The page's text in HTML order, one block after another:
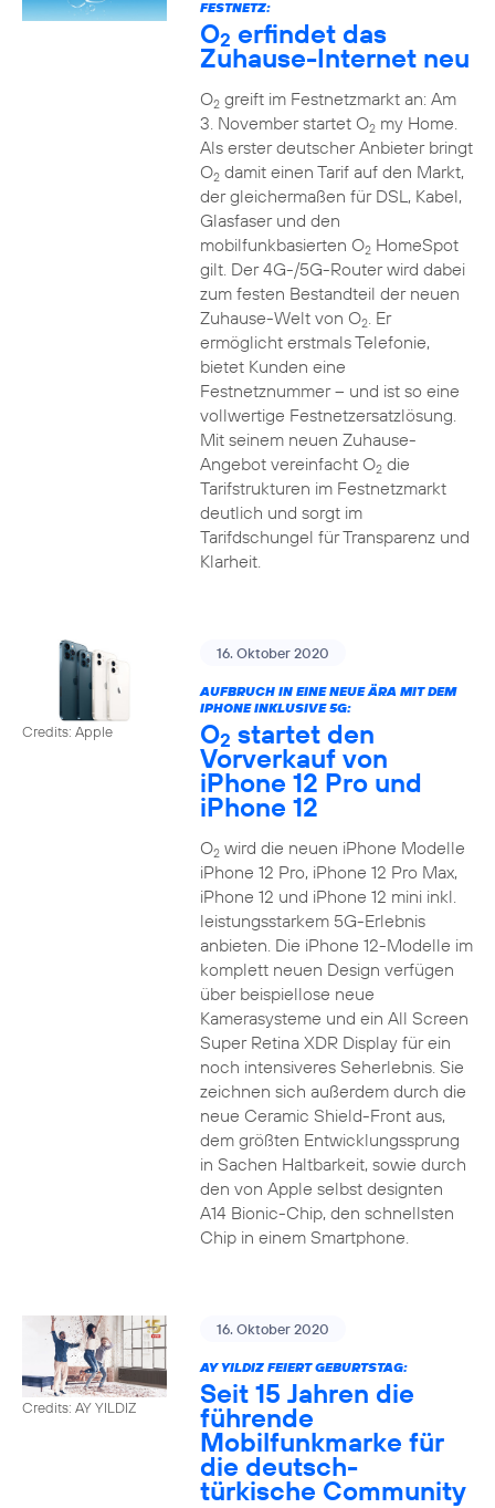
FESTNETZ:
O2 erfindet das
Zuhause-Internet neu
O2greift im Festnetzmarkt an: Am
3. November startet O2my Home.
Als erster deutscher Anbieter bringt
O2damit einen Tarif auf den Markt,
der gleichermaßen für DSL, Kabel,
Glasfaser und den
mobilfunkbasierten O2HomeSpot
gilt. Der 4G-/5G-Router wird dabei
zum festen Bestandteil der neuen
Zuhause-Welt von O2. Er
ermöglicht erstmals Telefonie,
bietet Kunden eine
Festnetznummer – und ist so eine
vollwertige Festnetzersatzlösung.
Mit seinem neuen Zuhause-
Angebot vereinfacht O2die
Tarifstrukturen im Festnetzmarkt
deutlich und sorgt im
Tarifdschungel für Transparenz und
Klarheit.
Credits: Apple
16. Oktober 2020
AUFBRUCH IN EINE NEUE ÄRA MIT DEM
IPHONE INKLUSIVE 5G:
O2 startet den
Vorverkauf von
iPhone 12 Pro und
iPhone 12
O2wird die neuen iPhone Modelle
iPhone 12 Pro, iPhone 12 Pro Max,
iPhone 12 und iPhone 12 mini inkl.
leistungsstarkem 5G-Erlebnis
anbieten. Die iPhone 12-Modelle im
komplett neuen Design verfügen
über beispiellose neue
Kamerasysteme und ein All Screen
Super Retina XDR Display für ein
noch intensiveres Seherlebnis. Sie
zeichnen sich außerdem durch die
neue Ceramic Shield-Front aus,
dem größten Entwicklungssprung
in Sachen Haltbarkeit, sowie durch
den von Apple selbst designten
A14 Bionic-Chip, den schnellsten
Chip in einem Smartphone.
Credits: AY YILDIZ
16. Oktober 2020
AY YILDIZ FEIERT GEBURTSTAG:
Seit 15 Jahren die
führende
Mobilfunkmarke für
die deutsch-
türkische Community